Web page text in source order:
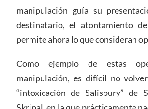
manipulación guía su
destinatario, el atontamiento
permite ahora lo que consideran
Como ejemplo de estas
manipulación, es difícil no
“intoxicación de Salisbury” de